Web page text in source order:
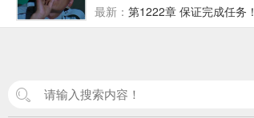
最新： 第1222章 保证完成任务！